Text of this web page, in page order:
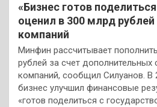
«Бизнес готов
оценил в 300 млрд
компаний
Минфин рассчитывает
рублей за счет дополнительных
компаний, сообщил Силуанов. В
бизнес улучшил финансовые
«готов поделиться с